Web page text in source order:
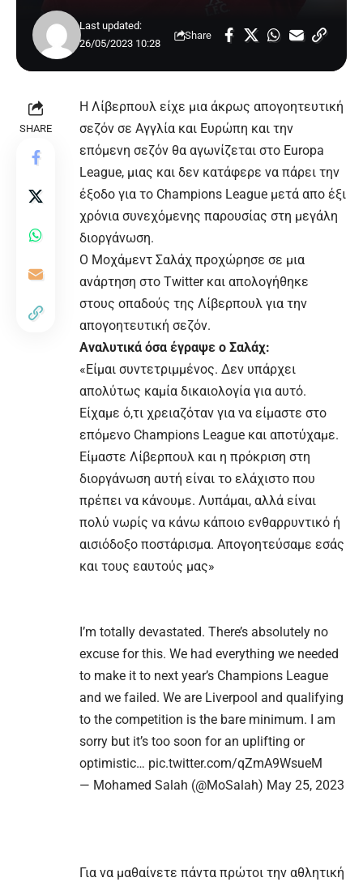
Last updated:
26/05/2023 10:28
Share
SHARE
Η Λίβερπουλ είχε μια άκρως απογοητευτική
σεζόν σε Αγγλία και Ευρώπη και την
επόμενη σεζόν θα αγωνίζεται στο Europa
League, μιας και δεν κατάφερε να πάρει την
έξοδο για το Champions League μετά απο έξι
χρόνια συνεχόμενης παρουσίας στη μεγάλη
διοργάνωση.
Ο Μοχάμεντ Σαλάχ προχώρησε σε μια
ανάρτηση στο Twitter και απολογήθηκε
στους οπαδούς της Λίβερπουλ για την
απογοητευτική σεζόν.
Αναλυτικά όσα έγραψε ο Σαλάχ:
«Είμαι συντετριμμένος. Δεν υπάρχει
απολύτως καμία δικαιολογία για αυτό.
Είχαμε ό,τι χρειαζόταν για να είμαστε στο
επόμενο Champions League και αποτύχαμε.
Είμαστε Λίβερπουλ και η πρόκριση στη
διοργάνωση αυτή είναι το ελάχιστο που
πρέπει να κάνουμε. Λυπάμαι, αλλά είναι
πολύ νωρίς να κάνω κάποιο ενθαρρυντικό ή
αισιόδοξο ποστάρισμα. Απογοητεύσαμε εσάς
και τους εαυτούς μας»
I’m totally devastated. There’s absolutely no
excuse for this. We had everything we needed
to make it to next year’s Champions League
and we failed. We are Liverpool and qualifying
to the competition is the bare minimum. I am
sorry but it’s too soon for an uplifting or
optimistic… pic.twitter.com/qZmA9WsueM
— Mohamed Salah (@MoSalah) May 25, 2023
Για να μαθαίνετε πάντα πρώτοι την αθλητική